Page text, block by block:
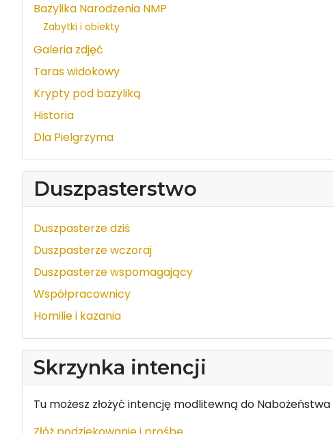
Bazylika Narodzenia NMP
Zabytki i obiekty
Galeria zdjęć
Taras widokowy
Krypty pod bazyliką
Historia
Dla Pielgrzyma
Duszpasterstwo
Duszpasterze dziś
Duszpasterze wczoraj
Duszpasterze wspomagający
Współpracownicy
Homilie i kazania
Skrzynka intencji
Tu możesz złożyć intencję modlitewną do Nabożeństwa